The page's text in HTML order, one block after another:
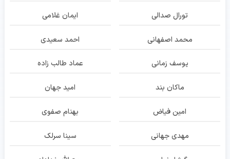
تورال صدالی ایمان غلامی
محمد اصفهانی احمد سعیدی
یوسف زمانی عماد طالب زاده
ماکان بند امید جهان
امین فیاض بهنام صفوی
مهدی جهانی سینا سرلک